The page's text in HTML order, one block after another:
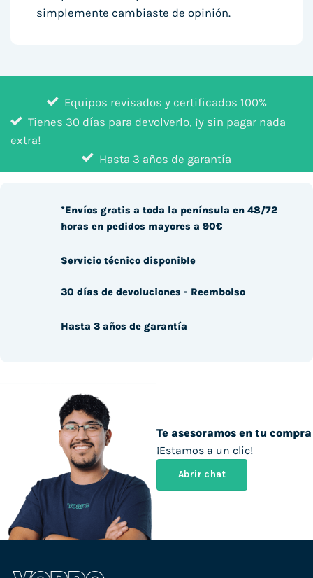
simplemente cambiaste de opinión.
Equipos revisados y certificados 100%
Tienes 30 días para devolverlo, ¡y sin pagar nada
extra!
Hasta 3 años de garantía
Te asesoramos en tu compra
¡Estamos a un clic!
Abrir chat
*Envíos gratis a toda la península en 48/72
horas en pedidos mayores a 90€
Servicio técnico disponible
30 días de devoluciones - Reembolso
Hasta 3 años de garantía